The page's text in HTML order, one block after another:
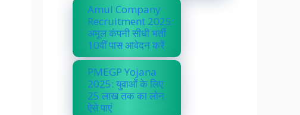
Amul Company
Recruitment 2025:
अमूल कंपनी सीधी भर्ती
10वीं पास आवेदन करें
PMEGP Yojana
2025: युवाओं के लिए
25 लाख तक का लोन
ऐसे पाएं